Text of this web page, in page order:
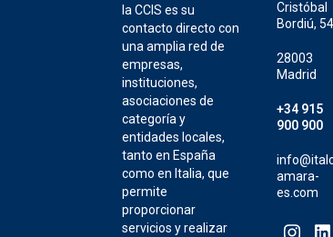
la CCIS es su
contacto directo con
una amplia red de
empresas,
instituciones,
asociaciones de
categoría y
entidades locales,
tanto en España
como en Italia, que
permite
proporcionar
servicios y realizar
Cristóbal
Bordiú, 54
28003
Madrid
+34 915
900 900
amara-
es.com